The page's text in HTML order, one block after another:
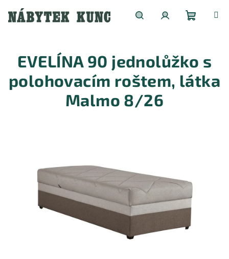
obsah
košík
EVELÍNA 90 jednolůžko s
polohovacím roštem, látka
Malmo 8/26